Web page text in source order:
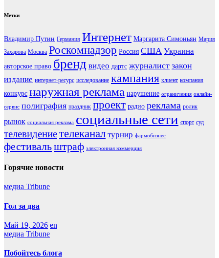
Метки
Владимир Путин Германия Интернет Маргарита Симоньян Мария
Захарова Москва Роскомнадзор Россия США Украина
авторское право бренд видео дартс журналист закон
издание интернет-ресурс исследование кампания клиент компания
конкурс наружная реклама нарушение ограничения онлайн-
сервис полиграфия праздник проект радио реклама ролик
рынок социальная реклама социальные сети спорт суд
телевидениетелеканал турнир фармобизнес
фестивальштраф электронная коммерция
Горячие новости
медиа Tribune
Гол за два
Май 19, 2026 en
медиа Tribune
Побойтесь блога